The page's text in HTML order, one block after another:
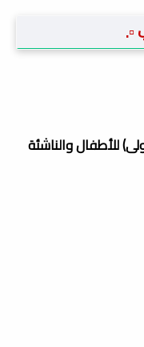
▫️.
للأطفال والناشئة